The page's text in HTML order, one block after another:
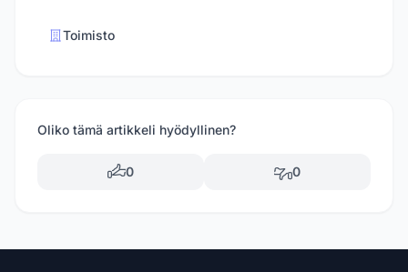
Toimisto
Oliko tämä artikkeli hyödyllinen?
0 0